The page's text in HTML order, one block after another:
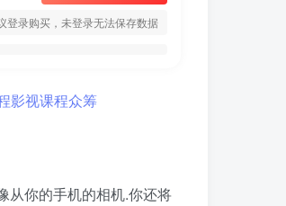
登录购买，未登录无法保存数据
从你的手机的相机.你还将